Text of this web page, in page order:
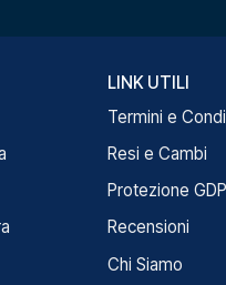
LINK UTILI
Termini e
Resi e Cambi
Protezione
Recensioni
Chi Siamo